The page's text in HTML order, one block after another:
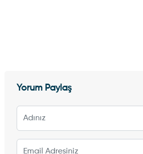
Yorum Paylaş